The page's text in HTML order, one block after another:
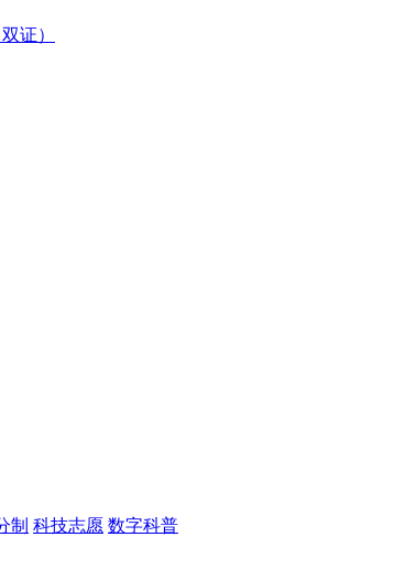
证）
制 科技志愿 数字科普